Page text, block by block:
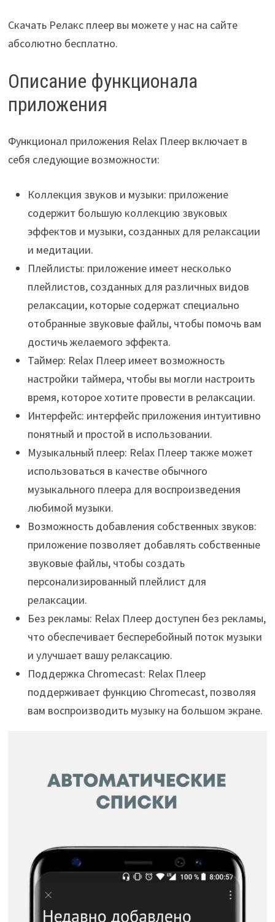
Скачать Релакс плеер вы можете у нас на сайте
абсолютно бесплатно.
Описание функционала
приложения
Функционал приложения Relax Плеер включает в
себя следующие возможности:
Коллекция звуков и музыки: приложение
содержит большую коллекцию звуковых
эффектов и музыки, созданных для релаксации
и медитации.
Плейлисты: приложение имеет несколько
плейлистов, созданных для различных видов
релаксации, которые содержат специально
отобранные звуковые файлы, чтобы помочь вам
достичь желаемого эффекта.
Таймер: Relax Плеер имеет возможность
настройки таймера, чтобы вы могли настроить
время, которое хотите провести в релаксации.
Интерфейс: интерфейс приложения интуитивно
понятный и простой в использовании.
Музыкальный плеер: Relax Плеер также может
использоваться в качестве обычного
музыкального плеера для воспроизведения
любимой музыки.
Возможность добавления собственных звуков:
приложение позволяет добавлять собственные
звуковые файлы, чтобы создать
персонализированный плейлист для
релаксации.
Без рекламы: Relax Плеер доступен без рекламы,
что обеспечивает бесперебойный поток музыки
и улучшает вашу релаксацию.
Поддержка Chromecast: Relax Плеер
поддерживает функцию Chromecast, позволяя
вам воспроизводить музыку на большом экране.